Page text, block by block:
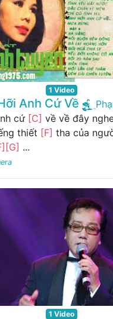
1 Video
Anh Cứ Về
cứ [C] về về đây
thiết [F] tha của
[G] ...
1 Video